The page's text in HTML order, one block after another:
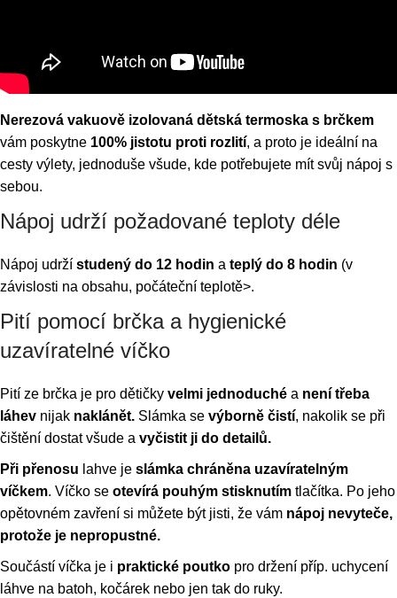
Nerezová vakuově izolovaná dětská termoska s brčkem
vám poskytne 100% jistotu proti rozlití, a proto je ideální na
cesty výlety, jednoduše všude, kde potřebujete mít svůj nápoj s
sebou.
Nápoj udrží požadované teploty déle
Nápoj udrží studený do 12 hodin a teplý do 8 hodin (v
závislosti na obsahu, počáteční teplotě>.
Pití pomocí brčka a hygienické
uzavíratelné víčko
Pití ze brčka je pro dětičky velmi jednoduché a není třeba
láhev nijak naklánět. Slámka se výborně čistí, nakolik se při
čištění dostat všude a vyčistit ji do detailů.
Při přenosu lahve je slámka chráněna uzavíratelným
víčkem. Víčko se otevírá pouhým stisknutím tlačítka. Po jeho
opětovném zavření si můžete být jisti, že vám nápoj nevyteče,
protože je nepropustné.
Součástí víčka je i praktické poutko pro držení příp. uchycení
láhve na batoh, kočárek nebo jen tak do ruky.